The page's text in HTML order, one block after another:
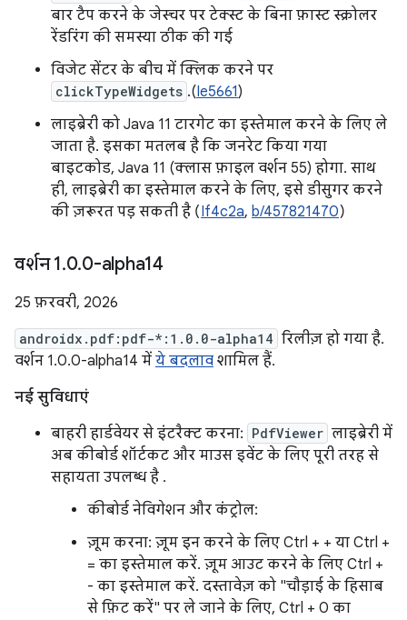
बार टैप करने के जेस्चर पर टेक्स्ट के बिना फ़ास्ट स्क्रोलर
रेंडरिंग की समस्या ठीक की गई
विजेट सेंटर के बीच में क्लिक करने पर
clickTypeWidgets .(Ie5661)
लाइब्रेरी को Java 11 टारगेट का इस्तेमाल करने के लिए ले
जाता है. इसका मतलब है कि जनरेट किया गया
बाइटकोड, Java 11 (क्लास फ़ाइल वर्शन 55) होगा. साथ
ही, लाइब्रेरी का इस्तेमाल करने के लिए, इसे डीसुगर करने
की ज़रूरत पड़ सकती है (If4c2a, b/457821470)
वर्शन 1.0.0-alpha14
25 फ़रवरी, 2026
androidx.pdf:pdf-*:1.0.0-alpha14 रिलीज़ हो गया है.
वर्शन 1.0.0-alpha14 में ये बदलाव शामिल हैं.
नई सुविधाएं
बाहरी हार्डवेयर से इंटरैक्ट करना: PdfViewer लाइब्रेरी में
अब कीबोर्ड शॉर्टकट और माउस इवेंट के लिए पूरी तरह से
सहायता उपलब्ध है .
कीबोर्ड नेविगेशन और कंट्रोल:
ज़ूम करना: ज़ूम इन करने के लिए Ctrl + + या Ctrl +
= का इस्तेमाल करें. ज़ूम आउट करने के लिए Ctrl +
- का इस्तेमाल करें. दस्तावेज़ को "चौड़ाई के हिसाब
से फ़िट करें" पर ले जाने के लिए, Ctrl + 0 का